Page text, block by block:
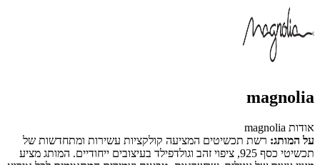
magnolia
אודות magnolia
על המותג: רשת תכשיטים המציעה קולקציות עשירות ומתחדשות של
תכשיטי כסף 925, ציפוי זהב וגולדפילד בעיצובים ייחודיים. המותג מציע